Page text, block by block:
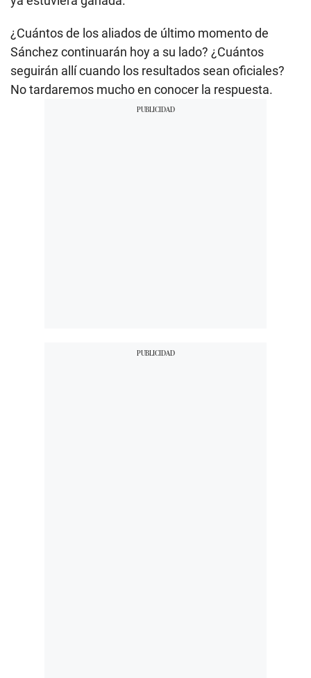
¿Cuántos de los aliados de último momento de
Sánchez continuarán hoy a su lado? ¿Cuántos
seguirán allí cuando los resultados sean oficiales?
No tardaremos mucho en conocer la respuesta.